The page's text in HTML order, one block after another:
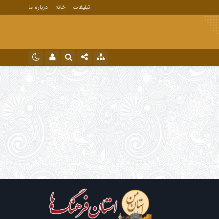
تبلیغات خانه درباره ما
اینستاگرام
تلگرام
نام کاربری یا نشانی ایمیل
مرا به خاطر بسپار